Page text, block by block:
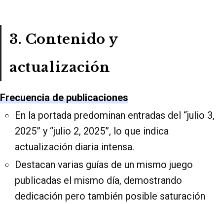
3. Contenido y
actualización
Frecuencia de publicaciones
En la portada predominan entradas del “julio 3,
2025” y “julio 2, 2025”, lo que indica
actualización diaria intensa.
Destacan varias guías de un mismo juego
publicadas el mismo día, demostrando
dedicación pero también posible saturación